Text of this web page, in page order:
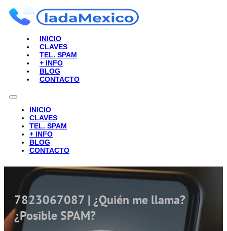
INICIO
CLAVES
TEL. SPAM
+ INFO
BLOG
CONTACTO
INICIO
CLAVES
TEL. SPAM
+ INFO
BLOG
CONTACTO
7823067087 | ¿Quién me llama?
¿Posible SPAM?